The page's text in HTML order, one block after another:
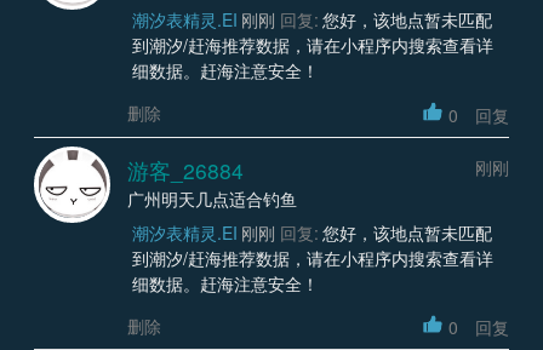
潮汐表精灵.EI 刚刚 回复: 您好，该地点暂未匹配
到潮汐/赶海推荐数据，请在小程序内搜索查看详
细数据。赶海注意安全！
删除
0 回复
游客_26884
刚刚
广州明天几点适合钓鱼
潮汐表精灵.EI 刚刚 回复: 您好，该地点暂未匹配
到潮汐/赶海推荐数据，请在小程序内搜索查看详
细数据。赶海注意安全！
删除
0 回复